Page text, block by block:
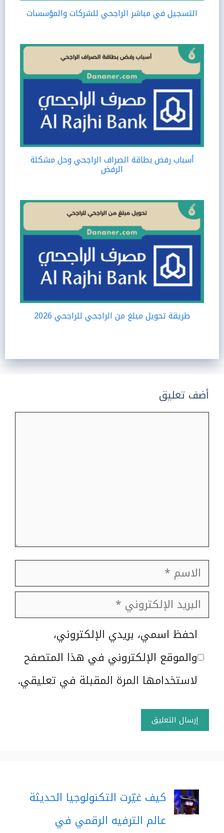
التسجيل في مباشر الراجحي للشركات والمؤسسات
أسباب رفض بطاقة الصراف الراجحي وحل مشكلة
الرفض
طريقة تحويل مبلغ من الراجحي للراجحي 2026
أضف تعليق
الاسم
البريد
الإلكتروني
الموقع
الإلكتروني
احفظ اسمي، بريدي الإلكتروني،
والموقع الإلكتروني في هذا المتصفح
لاستخدامها المرة المقبلة في تعليقي.
كيف غيّرت التكنولوجيا الحديثة
عالم الترفيه الرقمي في